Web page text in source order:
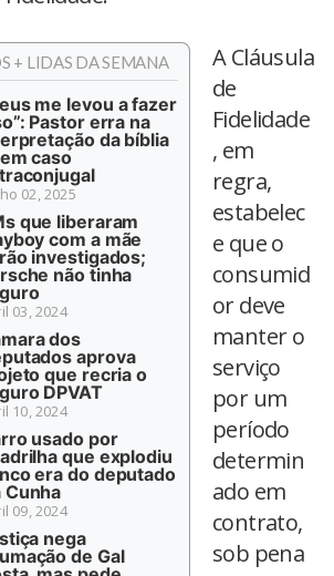
+ LIDAS DA SEMANA
me levou a fazer
Pastor erra na
da bíblia
caso
02, 2025
que liberaram
com a mãe
investigados;
não tinha
03, 2024
dos
aprova
que recria o
DPVAT
10, 2024
usado por
que explodiu
era do deputado
Cunha
09, 2024
nega
de Gal
A Cláusula
de
Fidelidade
, em
regra,
estabelec
e que o
consumid
or deve
manter o
serviço
por um
período
determin
ado em
contrato,
sob pena